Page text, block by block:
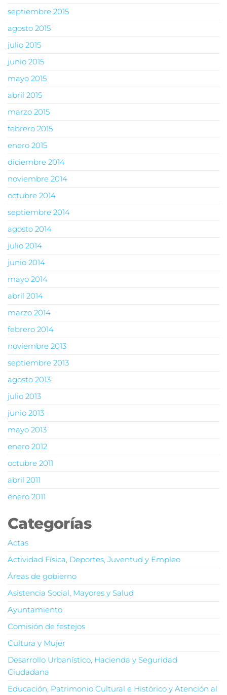
septiembre 2015
agosto 2015
julio 2015
junio 2015
mayo 2015
abril 2015
marzo 2015
febrero 2015
enero 2015
diciembre 2014
noviembre 2014
octubre 2014
septiembre 2014
agosto 2014
julio 2014
junio 2014
mayo 2014
abril 2014
marzo 2014
febrero 2014
noviembre 2013
septiembre 2013
agosto 2013
julio 2013
junio 2013
mayo 2013
enero 2012
octubre 2011
abril 2011
enero 2011
Categorías
Actas
Actividad Física, Deportes, Juventud y Empleo
Áreas de gobierno
Asistencia Social, Mayores y Salud
Ayuntamiento
Comisión de festejos
Cultura y Mujer
Desarrollo Urbanístico, Hacienda y Seguridad
Ciudadana
Educación, Patrimonio Cultural e Histórico y Atención al